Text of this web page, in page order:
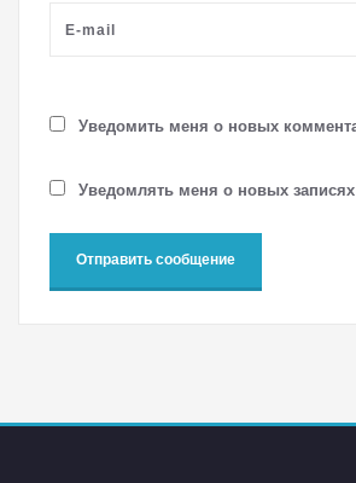
Уведомить меня о новых
Уведомлять меня о новых